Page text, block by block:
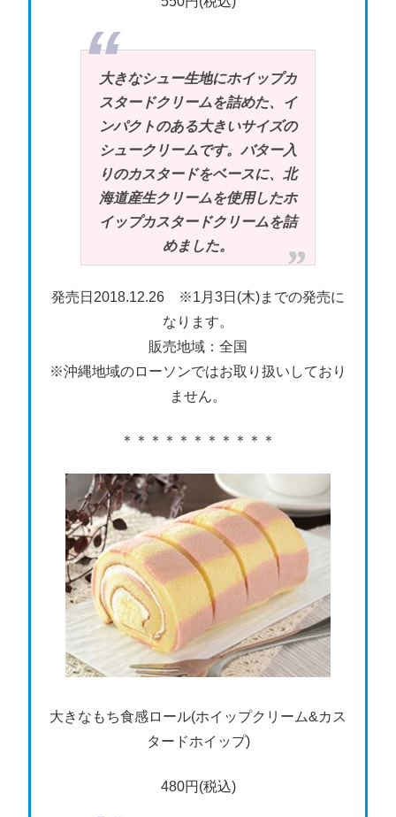
大きなシュー生地にホイップカ
スタードクリームを詰めた、イ
ンパクトのある大きいサイズの
シュークリームです。バター入
りのカスタードをベースに、北
海道産生クリームを使用したホ
イップカスタードクリームを詰
めました。
発売日2018.12.26 ※1月3日(木)までの発売に
なります。
販売地域：全国
※沖縄地域のローソンではお取り扱いしており
ません。
＊＊＊＊＊＊＊＊＊＊＊
大きなもち食感ロール(ホイップクリーム&カス
タードホイップ)
480円(税込)